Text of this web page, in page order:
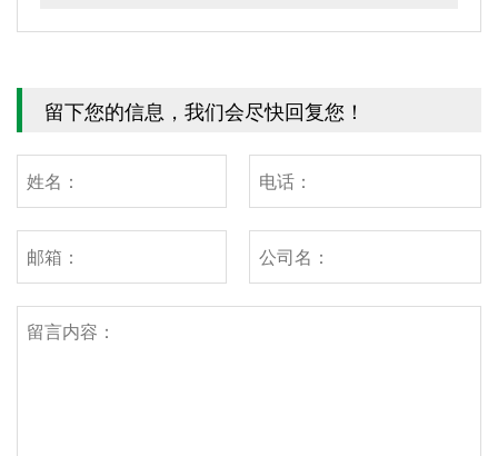
留下您的信息，我们会尽快回复您！